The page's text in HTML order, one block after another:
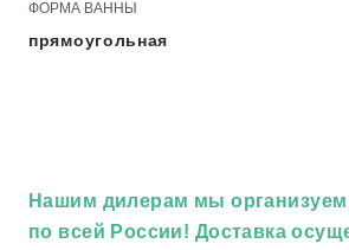
ФОРМА ВАННЫ
прямоугольная
Нашим дилерам мы организуем
по всей России! Доставка